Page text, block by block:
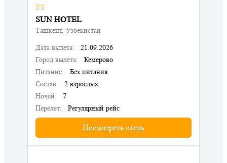
SUN HOTEL
Ташкент, Узбекистан
Дата вылета:
21.09.2026
Город вылета:
Кемерово
Питание:
Без питания
Состав:
2 взрослых
Ночей:
7
Перелет:
Регулярный рейс
Посмотреть отель